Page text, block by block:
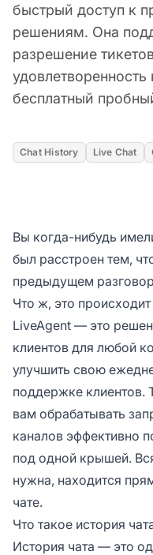
быстрый доступ к
решениям. Она
разрешение
удовлетворенность
бесплатный
Chat History Live Chat
Вы когда-нибудь
был расстроен тем,
предыдущем
Что ж, это
LiveAgent — это
клиентов для любой
улучшить свою
поддержке клиентов.
вам обрабатывать
каналов эффективно
под одной крышей.
нужна, находится
чате.
Что такое история
История чата — это